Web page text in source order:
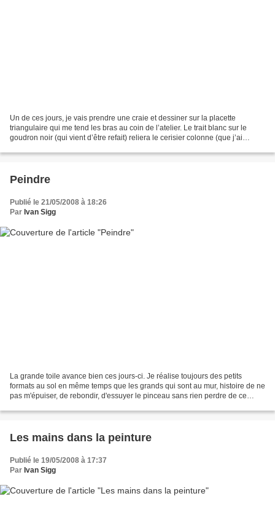
Un de ces jours, je vais prendre une craie et dessiner sur la placette
triangulaire qui me tend les bras au coin de l’atelier. Le trait blanc sur le
goudron noir (qui vient d’être refait) reliera le cerisier colonne (que j’ai
Peindre
Publié le 21/05/2008 à 18:26
Par Ivan Sigg
La grande toile avance bien ces jours-ci. Je réalise toujours des petits
formats au sol en même temps que les grands qui sont au mur, histoire de ne
pas m'épuiser, de rebondir, d'essuyer le pinceau sans rien perdre de ce
Les mains dans la peinture
Publié le 19/05/2008 à 17:37
Par Ivan Sigg